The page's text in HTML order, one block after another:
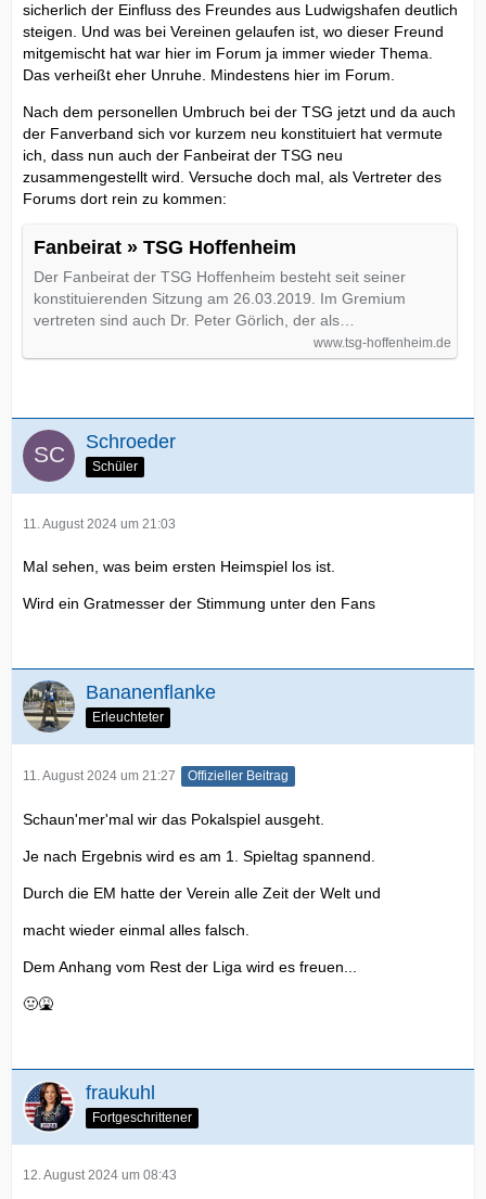
sicherlich der Einfluss des Freundes aus Ludwigshafen deutlich
steigen. Und was bei Vereinen gelaufen ist, wo dieser Freund
mitgemischt hat war hier im Forum ja immer wieder Thema.
Das verheißt eher Unruhe. Mindestens hier im Forum.
Nach dem personellen Umbruch bei der TSG jetzt und da auch
der Fanverband sich vor kurzem neu konstituiert hat vermute
ich, dass nun auch der Fanbeirat der TSG neu
zusammengestellt wird. Versuche doch mal, als Vertreter des
Forums dort rein zu kommen:
Fanbeirat » TSG Hoffenheim
Der Fanbeirat der TSG Hoffenheim besteht seit seiner
konstituierenden Sitzung am 26.03.2019. Im Gremium
vertreten sind auch Dr. Peter Görlich, der als…
www.tsg-hoffenheim.de
Schroeder
Schüler
11. August 2024 um 21:03
Mal sehen, was beim ersten Heimspiel los ist.
Wird ein Gratmesser der Stimmung unter den Fans
Bananenflanke
Erleuchteter
11. August 2024 um 21:27 Offizieller Beitrag
Schaun'mer'mal wir das Pokalspiel ausgeht.
Je nach Ergebnis wird es am 1. Spieltag spannend.
Durch die EM hatte der Verein alle Zeit der Welt und
macht wieder einmal alles falsch.
Dem Anhang vom Rest der Liga wird es freuen...
🤢🤮
fraukuhl
Fortgeschrittener
12. August 2024 um 08:43